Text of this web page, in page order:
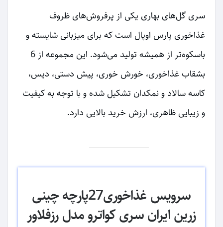
سری گل‌های بهاری یکی از پرفروش‌های ظروف
غذاخوری پارس اوپال است که برای میزبانی شایسته و
باسکوه‌تر از همیشه تولید می‌شود. این مجموعه از 6
بشقاب غذاخوری، خورش خوری، پیش دستی، دیس،
کاسه سالاد و نمکدان تشکیل شده و با توجه به کیفیت
و زیبایی ظاهری، ارزش خرید بالایی دارد.
سرویس غذاخوری27پارچه چینی
زرین ایران سری کواترو مدل رزفلاور